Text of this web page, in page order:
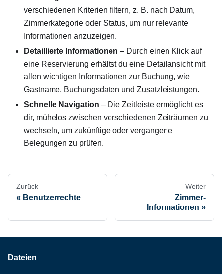
verschiedenen Kriterien filtern, z. B. nach Datum,
Zimmerkategorie oder Status, um nur relevante
Informationen anzuzeigen.
Detaillierte Informationen – Durch einen Klick auf
eine Reservierung erhältst du eine Detailansicht mit
allen wichtigen Informationen zur Buchung, wie
Gastname, Buchungsdaten und Zusatzleistungen.
Schnelle Navigation – Die Zeitleiste ermöglicht es
dir, mühelos zwischen verschiedenen Zeiträumen zu
wechseln, um zukünftige oder vergangene
Belegungen zu prüfen.
Zurück
Benutzerrechte
Weiter
Zimmer-
Informationen
Dateien